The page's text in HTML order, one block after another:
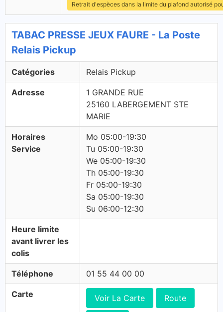
Retrait d'espèces dans la limite du plafond autorisé
TABAC PRESSE JEUX FAURE - La Poste
Relais Pickup
Catégories Relais Pickup
Adresse
1 GRANDE RUE
25160 LABERGEMENT STE
MARIE
Horaires
Service
Mo 05:00-19:30
Tu 05:00-19:30
We 05:00-19:30
Th 05:00-19:30
Fr 05:00-19:30
Sa 05:00-19:30
Su 06:00-12:30
Heure limite
avant livrer les
colis
Téléphone 01 55 44 00 00
Carte Voir La Carte Route